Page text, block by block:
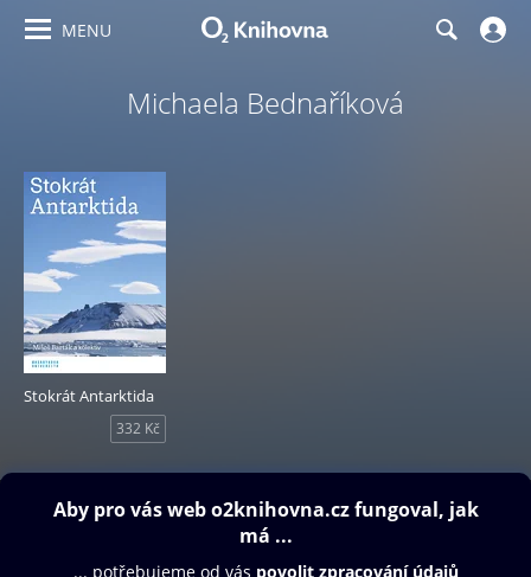
MENU
Michaela Bednaříková
Stokrát Antarktida
332 Kč
Obsah ke stažení